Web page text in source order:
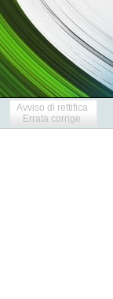
Avviso di rettifica
Errata corrige